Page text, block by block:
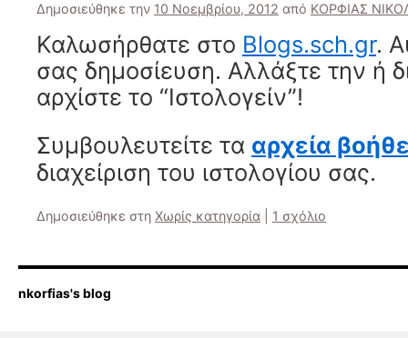
Δημοσιεύθηκε την 10 Νοεμβρίου, 2012 από ΚΟΡΦΙΑΣ
Καλωσήρθατε στο Blogs.sch.gr.
σας δημοσίευση. Αλλάξτε την ή
αρχίστε το “Ιστολογείν”!
Συμβουλευτείτε τα αρχεία
διαχείριση του ιστολογίου σας.
Δημοσιεύθηκε στη Χωρίς κατηγορία 1 σχόλιο
nkorfias's blog